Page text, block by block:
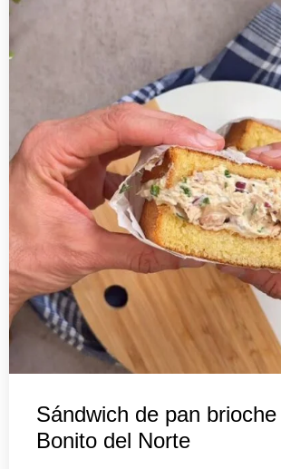
Sándwich de pan
Bonito del Norte